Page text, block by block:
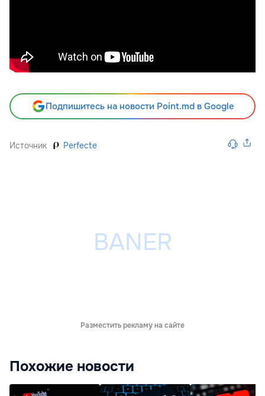
Подпишитесь на новости Point.md в Google
Источник Perfecte
Разместить рекламу на сайте
Похожие новости